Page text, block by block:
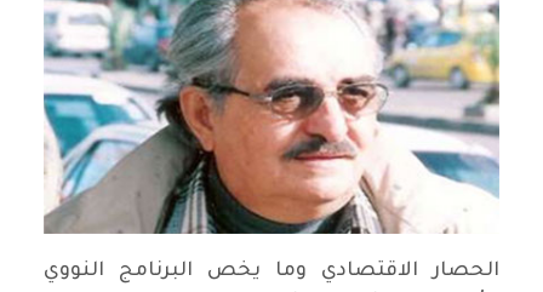
الحصار الاقتصادي وما يخص البرنامج النووي